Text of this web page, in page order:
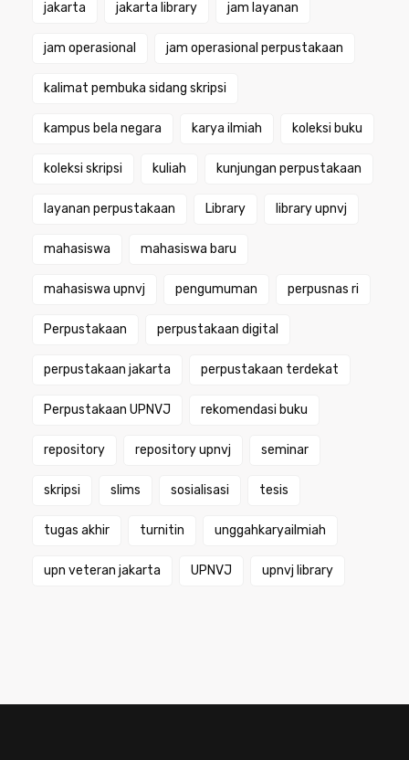
jakarta jakarta library jam layanan
jam operasional jam operasional perpustakaan
kalimat pembuka sidang skripsi
kampus bela negara karya ilmiah koleksi buku
koleksi skripsi kuliah kunjungan perpustakaan
layanan perpustakaan Library library upnvj
mahasiswa mahasiswa baru
mahasiswa upnvj pengumuman perpusnas ri
Perpustakaan perpustakaan digital
perpustakaan jakarta perpustakaan terdekat
Perpustakaan UPNVJ rekomendasi buku
repository repository upnvj seminar
skripsi slims sosialisasi tesis
tugas akhir turnitin unggahkaryailmiah
upn veteran jakarta UPNVJ upnvj library